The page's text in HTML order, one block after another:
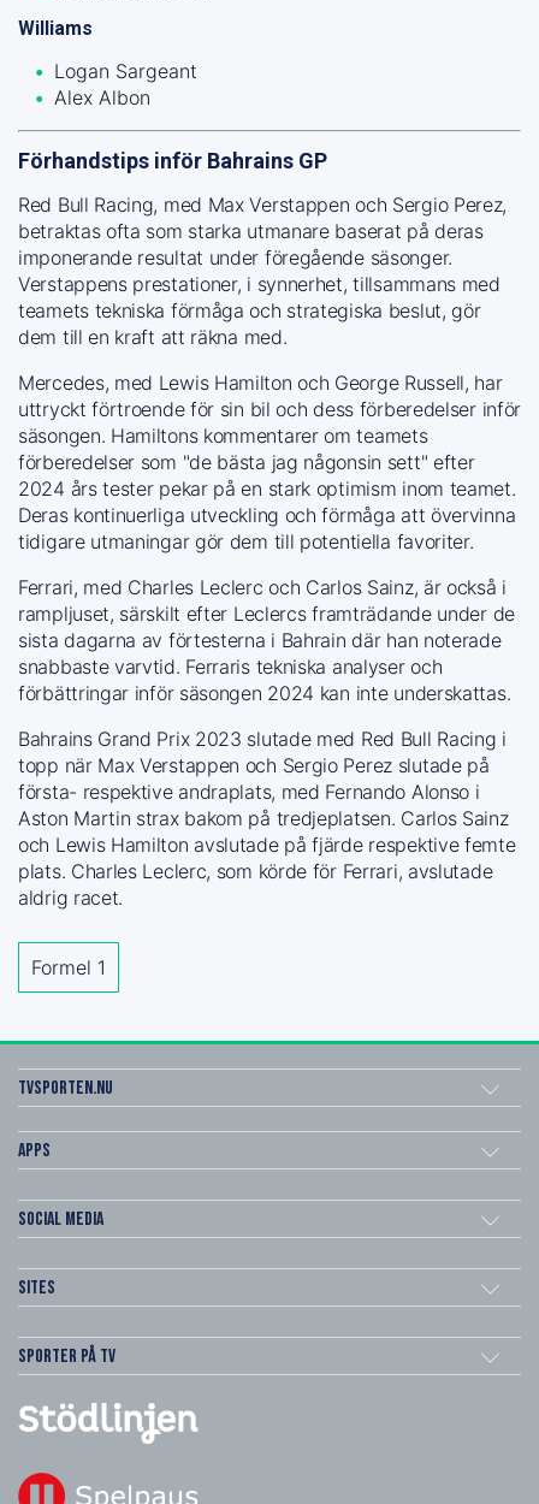
Williams
Logan Sargeant
Alex Albon
Förhandstips inför Bahrains GP
Red Bull Racing, med Max Verstappen och Sergio Perez,
betraktas ofta som starka utmanare baserat på deras
imponerande resultat under föregående säsonger.
Verstappens prestationer, i synnerhet, tillsammans med
teamets tekniska förmåga och strategiska beslut, gör
dem till en kraft att räkna med.
Mercedes, med Lewis Hamilton och George Russell, har
uttryckt förtroende för sin bil och dess förberedelser inför
säsongen. Hamiltons kommentarer om teamets
förberedelser som "de bästa jag någonsin sett" efter
2024 års tester pekar på en stark optimism inom teamet.
Deras kontinuerliga utveckling och förmåga att övervinna
tidigare utmaningar gör dem till potentiella favoriter.
Ferrari, med Charles Leclerc och Carlos Sainz, är också i
rampljuset, särskilt efter Leclercs framträdande under de
sista dagarna av förtesterna i Bahrain där han noterade
snabbaste varvtid. Ferraris tekniska analyser och
förbättringar inför säsongen 2024 kan inte underskattas.
Bahrains Grand Prix 2023 slutade med Red Bull Racing i
topp när Max Verstappen och Sergio Perez slutade på
första- respektive andraplats, med Fernando Alonso i
Aston Martin strax bakom på tredjeplatsen. Carlos Sainz
och Lewis Hamilton avslutade på fjärde respektive femte
plats. Charles Leclerc, som körde för Ferrari, avslutade
aldrig racet.
Formel 1
Tvsporten.nu
Apps
Social Media
Sites
Sporter på TV